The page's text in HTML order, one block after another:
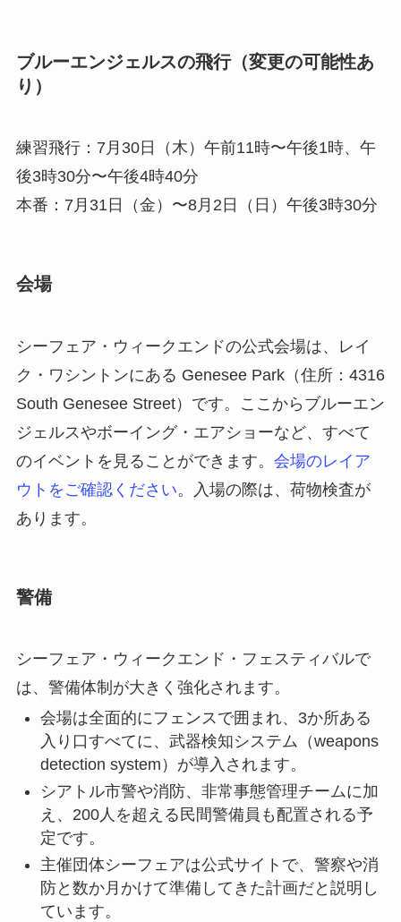
ブルーエンジェルスの飛行（変更の可能性あ
り）
練習飛行：7月30日（木）午前11時〜午後1時、午
後3時30分〜午後4時40分
本番：7月31日（金）〜8月2日（日）午後3時30分
会場
シーフェア・ウィークエンドの公式会場は、レイ
ク・ワシントンにある Genesee Park（住所：4316
South Genesee Street）です。ここからブルーエン
ジェルスやボーイング・エアショーなど、すべて
のイベントを見ることができます。 会場のレイア
ウトをご確認ください。入場の際は、荷物検査が
あります。
警備
シーフェア・ウィークエンド・フェスティバルで
は、警備体制が大きく強化されます。
会場は全面的にフェンスで囲まれ、3か所ある
入り口すべてに、武器検知システム（weapons
detection system）が導入されます。
シアトル市警や消防、非常事態管理チームに加
え、200人を超える民間警備員も配置される予
定です。
主催団体シーフェアは公式サイトで、警察や消
防と数か月かけて準備してきた計画だと説明し
ています。